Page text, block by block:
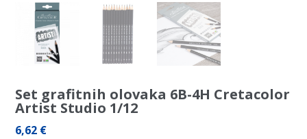
Set grafitnih olovaka 6B-4H Cretacolor
Artist Studio 1/12
6,62 €